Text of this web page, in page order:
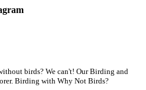
birds? We can't! Our Birding and
Birding with Why Not Birds?